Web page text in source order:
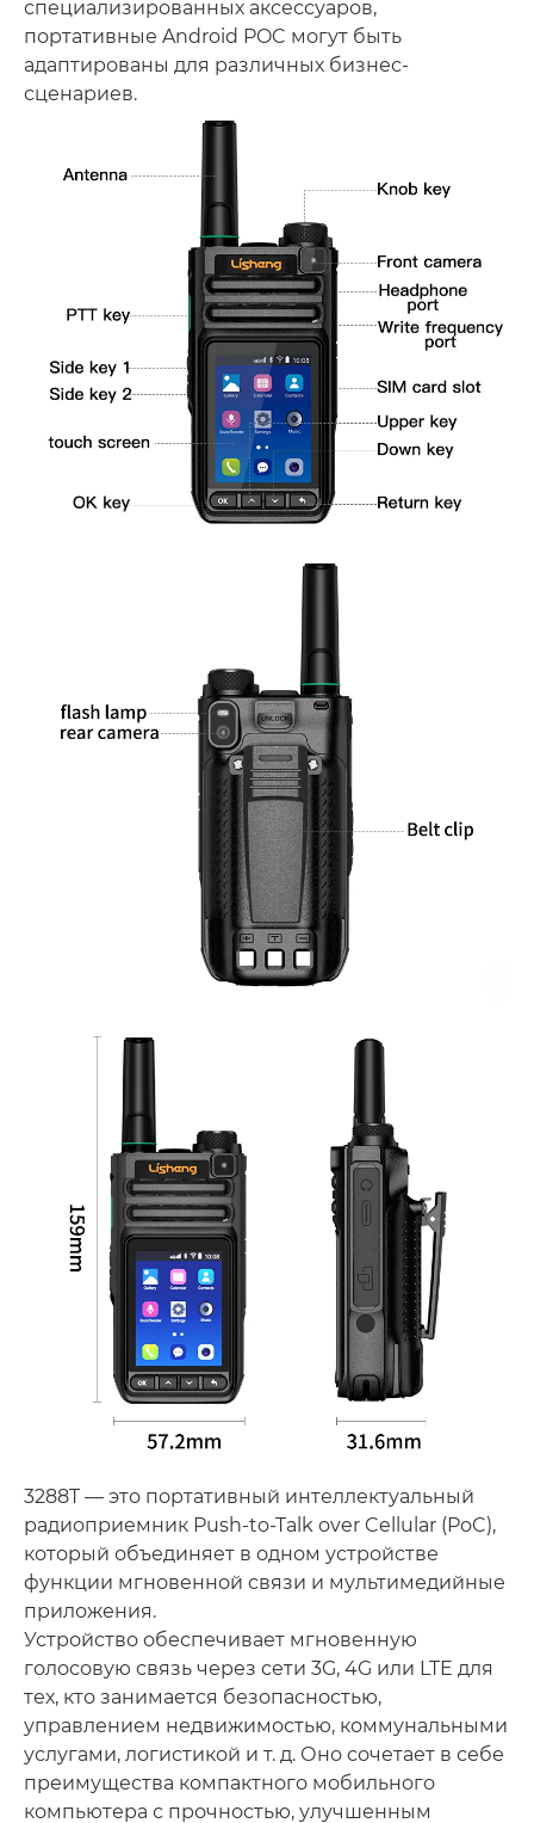
специализированных аксессуаров,
портативные Android POC могут быть
адаптированы для различных бизнес-
сценариев.
3288T — это портативный интеллектуальный
радиоприемник Push-to-Talk over Cellular (PoC),
который объединяет в одном устройстве
функции мгновенной связи и мультимедийные
приложения.
Устройство обеспечивает мгновенную
голосовую связь через сети 3G, 4G или LTE для
тех, кто занимается безопасностью,
управлением недвижимостью, коммунальными
услугами, логистикой и т. д. Оно сочетает в себе
преимущества компактного мобильного
компьютера с прочностью, улучшенным